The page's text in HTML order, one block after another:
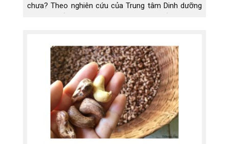
chưa? Theo nghiên cứu của Trung tâm Dinh dưỡng